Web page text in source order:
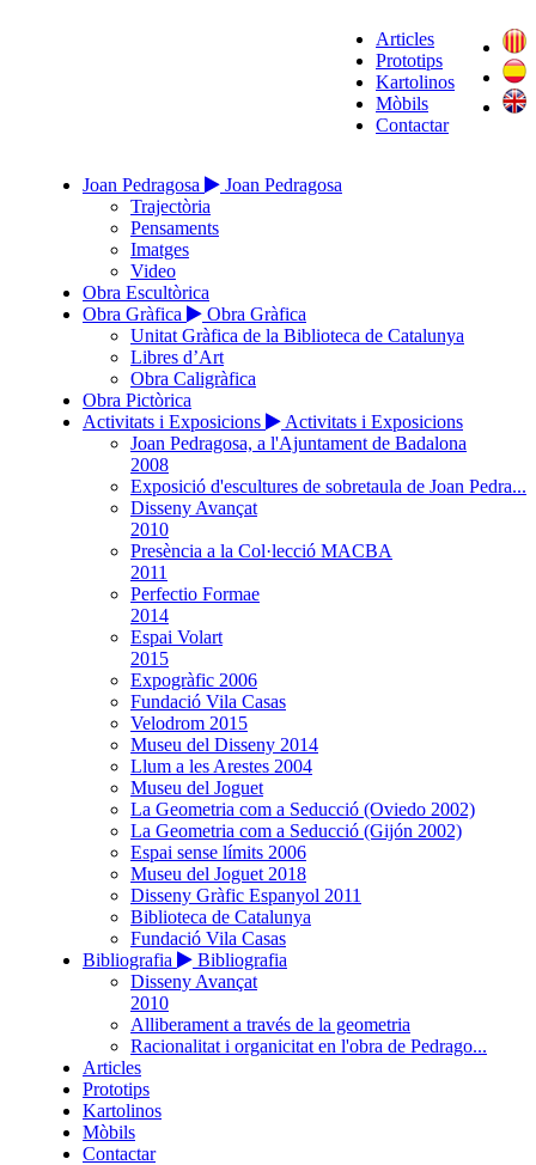
Articles
Prototips
Kartolinos
Mòbils
Contactar
Joan Pedragosa
Joan Pedragosa
Trajectòria
Pensaments
Imatges
Video
Obra Escultòrica
Obra Gràfica
Obra Gràfica
Unitat Gràfica de la Biblioteca de Catalunya
Libres d’Art
Obra Caligràfica
Obra Pictòrica
Activitats i Exposicions
Activitats i Exposicions
Joan Pedragosa, a l'Ajuntament de Badalona
2008
Exposició d'escultures de sobretaula de Joan Pedra...
Disseny Avançat
2010
Presència a la Col·lecció MACBA
2011
Perfectio Formae
2014
Espai Volart
2015
Expogràfic 2006
Fundació Vila Casas
Velodrom 2015
Museu del Disseny 2014
Llum a les Arestes 2004
Museu del Joguet
La Geometria com a Seducció (Oviedo 2002)
La Geometria com a Seducció (Gijón 2002)
Espai sense límits 2006
Museu del Joguet 2018
Disseny Gràfic Espanyol 2011
Biblioteca de Catalunya
Fundació Vila Casas
Bibliografia
Bibliografia
Disseny Avançat
2010
Alliberament a través de la geometria
Racionalitat i organicitat en l'obra de Pedrago...
Articles
Prototips
Kartolinos
Mòbils
Contactar